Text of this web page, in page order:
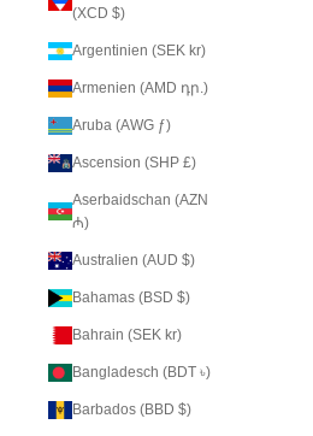
(XCD $)
Argentinien (SEK kr)
Armenien (AMD դր.)
Aruba (AWG ƒ)
Ascension (SHP £)
Aserbaidschan (AZN
₼)
Australien (AUD $)
Bahamas (BSD $)
Bahrain (SEK kr)
Bangladesch (BDT ৳)
Barbados (BBD $)